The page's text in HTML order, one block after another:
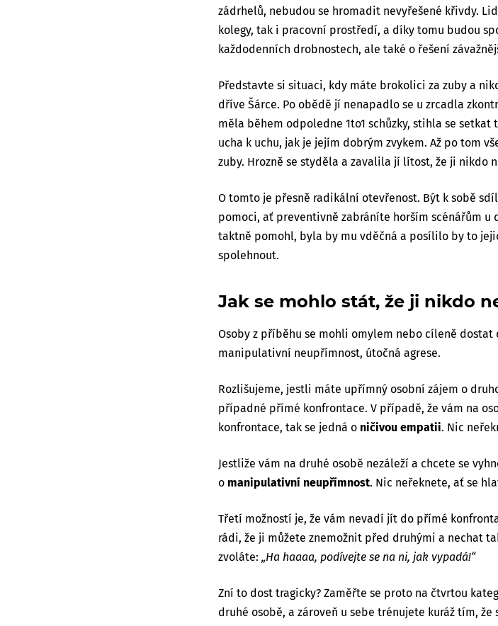
zádrhelů, nebudou se hromadit nevyřešené křivdy.
kolegy, tak i pracovní prostředí, a díky tomu budou
každodenních drobnostech, ale také o řešení
Představte si situaci, kdy máte brokolici za zuby a
dříve Šárce. Po obědě jí nenapadlo se u zrcadla
měla během odpoledne 1to1 schůzky, stihla se
ucha k uchu, jak je jejím dobrým zvykem. Až po tom
zuby. Hrozně se styděla a zavalila jí lítost, že ji nikdo
O tomto je přesně radikální otevřenost. Být k sobě
pomoci, ať preventivně zabráníte horším scénářům u
taktně pomohl, byla by mu vděčná a posílilo by to
spolehnout.
Jak se mohlo stát, že ji nikdo
Osoby z příběhu se mohli omylem nebo cíleně
manipulativní neupřímnost, útočná agrese.
Rozlišujeme, jestli máte upřímný osobní zájem o
případné přímé konfrontace. V případě, že vám na
konfrontace, tak se jedná o ničivou empatii. Nic
Jestliže vám na druhé osobě nezáleží a chcete se
o manipulativní neupřímnost. Nic neřeknete, ať se
Třetí možností je, že vám nevadí jít do přímé
rádi, že ji můžete znemožnit před druhými a nechat
zvoláte: „Ha haaaa, podívejte se na ni, jak vypadá!“
Zní to dost tragicky? Zaměřte se proto na čtvrtou
druhé osobě, a zároveň u sebe trénujete kuráž tím,